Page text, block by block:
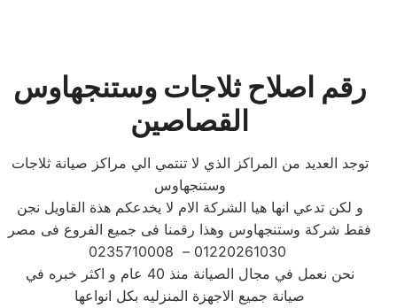
رقم اصلاح ثلاجات وستنجهاوس
القصاصين
توجد العديد من المراكز الذي لا تنتمي الي مراكز صيانة ثلاجات
وستنجهاوس
و لكن تدعي انها هيا الشركة الام لا يخدعكم هذة القاويل نجن
فقط شركة وستنجهاوس وهذا رقمنا فى جميع الفروع فى مصر
نحن نعمل في مجال الصيانة منذ 40 عام و اكثر خبره في
صيانة جميع الاجهزة المنزليه بكل انواعها